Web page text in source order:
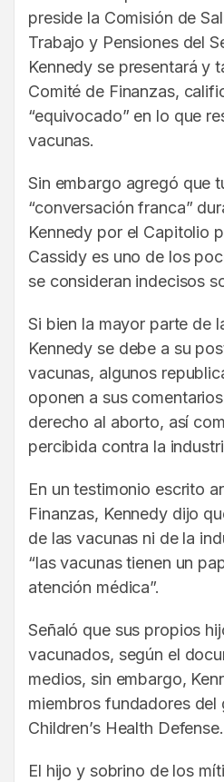
preside la Comisión de
Trabajo y Pensiones del
Kennedy se presentará y
Comité de Finanzas,
“equivocado” en lo que
vacunas.
Sin embargo agregó que
“conversación franca”
Kennedy por el Capitolio
Cassidy es uno de los
se consideran indecisos
Si bien la mayor parte de
Kennedy se debe a su
vacunas, algunos
oponen a sus
derecho al aborto, así
percibida contra la
En un testimonio escrito
Finanzas, Kennedy dijo
de las vacunas ni de la
“las vacunas tienen un
atención médica”.
Señaló que sus propios
vacunados, según el
medios, sin embargo,
miembros fundadores del
Children’s Health Defense.
El hijo y sobrino de los